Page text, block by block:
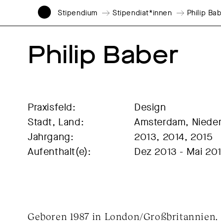
Stipendium Stipendiat*innen Philip
Philip Baber
Praxisfeld:
Design
Stadt, Land:
Amsterdam,
Jahrgang:
2013, 2014, 2015
Aufenthalt(e):
Dez 2013 - Mai
Geboren 1987 in London/Großbritannien.